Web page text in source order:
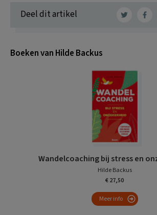
Deel dit artikel
Boeken van Hilde Backus
Wandelcoaching bij stress en
Hilde Backus
€ 27,50
Meer info